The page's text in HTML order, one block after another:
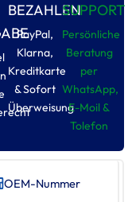
BEZAHLEN
PayPal,
Klarna,
Kreditkarte
& Sofort
Überweisung
SUPPORT
Persönliche
Beratung
per
WhatsApp,
E-Moil &
Tolefon
OEM-Nummer